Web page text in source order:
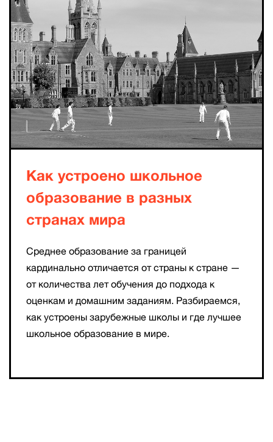
Как устроено школьное
образование в разных
странах мира
Среднее образование за границей
кардинально отличается от страны к стране —
от количества лет обучения до подхода к
оценкам и домашним заданиям. Разбираемся,
как устроены зарубежные школы и где лучшее
школьное образование в мире.